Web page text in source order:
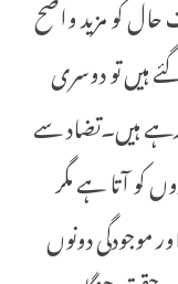
کو مزید واضح
ہیں تو دوسری
ہیں۔تضاد سے
کو آتا ہے مگر
موجودگی دونوں